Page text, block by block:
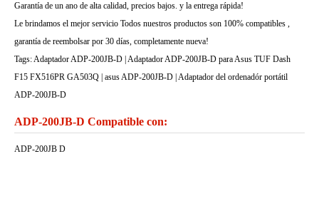
Garantía de un ano de alta calidad, precios bajos. y la entrega rápida!
Le brindamos el mejor servicio Todos nuestros productos son 100% compatibles ,
garantía de reembolsar por 30 días, completamente nueva!
Tags: Adaptador ADP-200JB-D | Adaptador ADP-200JB-D para Asus TUF Dash
F15 FX516PR GA503Q | asus ADP-200JB-D | Adaptador del ordenadór portátil
ADP-200JB-D
ADP-200JB-D Compatible con:
ADP-200JB D